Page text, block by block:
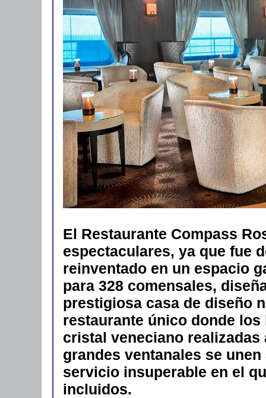
El Restaurante Compass
espectaculares, ya que fue
reinventado en un espacio
para 328 comensales,
prestigiosa casa de diseño
restaurante único donde
cristal veneciano
grandes ventanales se
servicio insuperable en el
incluidos.